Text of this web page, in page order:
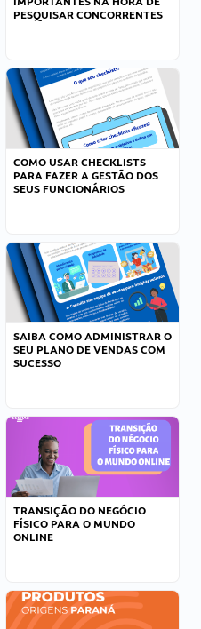
PESQUISAR CONCORRENTES
COMO USAR CHECKLISTS
PARA FAZER A GESTÃO DOS
SEUS FUNCIONÁRIOS
SAIBA COMO ADMINISTRAR O
SEU PLANO DE VENDAS COM
SUCESSO
TRANSIÇÃO DO NEGÓCIO
FÍSICO PARA O MUNDO
ONLINE